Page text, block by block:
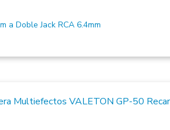
a Doble Jack RCA 6.4mm